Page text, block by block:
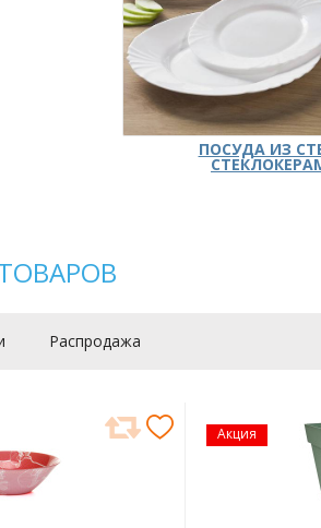
ПОСУДА ИЗ
Распродажа
Акция